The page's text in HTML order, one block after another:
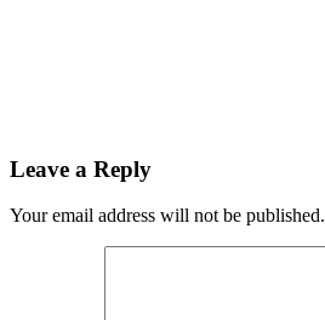
Reader
Leave a Reply
Your email address will not be published.